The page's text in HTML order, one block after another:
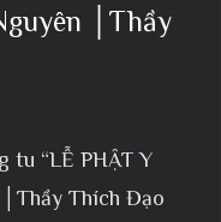
│Thầy
tu “LỄ PHẬT Y
Thích Đạo